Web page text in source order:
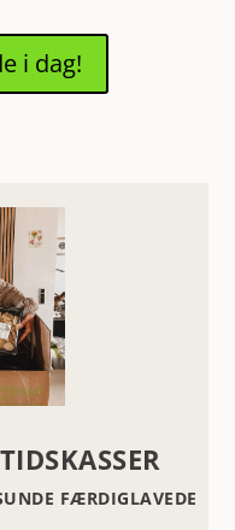
i dag!
FÆRDIGLAVEDE